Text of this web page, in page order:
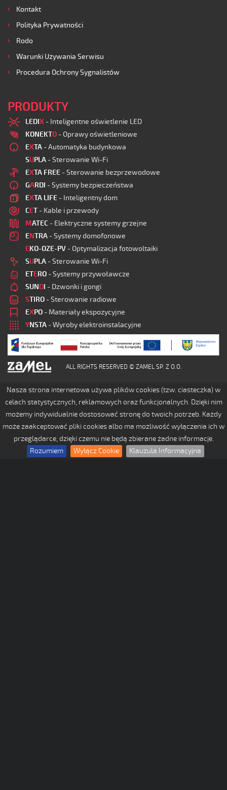
Kontakt
Polityka Prywatności
Rodo
Warunki Używania Serwisu
Procedura Ochrony Sygnalistów
PRODUKTY
LEDIX - Inteligentne oświetlenie LED
KONEKTO - Oprawy oświetleniowe
EXTA - Automatyka budynkowa
SUPLA - Sterowanie Wi-Fi
EXTA FREE - Sterowanie bezprzewodowe
GARDI - Systemy bezpieczeństwa
EXTA LIFE - Inteligentny dom
CET - Kable i przewody
MATEC - Elektryczne systemy grzejne
ENTRA - Systemy domofonowe
EKO-OZE-PV - Optymalizacja fotowoltaiki
SUPLA - Sterowanie Wi-Fi
ETERO - Systemy przywoławcze
SUNDI - Dzwonki i gongi
STIRO - Sterowanie radiowe
EXPO - Materiały ekspozycyjne
YNSTA - Wyroby elektroinstalacyjne
ALL RIGHTS RESERVED © ZAMEL SP. Z O.O.
Nasza strona internetowa używa plików cookies (tzw. ciasteczka) w
celach statystycznych, reklamowych oraz funkcjonalnych. Dzięki nim
możemy indywidualnie dostosować stronę do twoich potrzeb. Każdy
może zaakceptować pliki cookies albo ma możliwość wyłączenia ich w
przeglądarce, dzięki czemu nie będą zbierane żadne informacje.
Rozumiem
Wyłącz Cookie Klauzula Informacyjna